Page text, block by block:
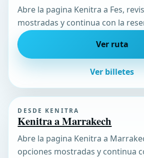
Abre la pagina Kenitra a Fes,
mostradas y continua con la
Ver ruta
Ver billetes
DESDE KENITRA
Kenitra a Marrakech
Abre la pagina Kenitra a
opciones mostradas y continua